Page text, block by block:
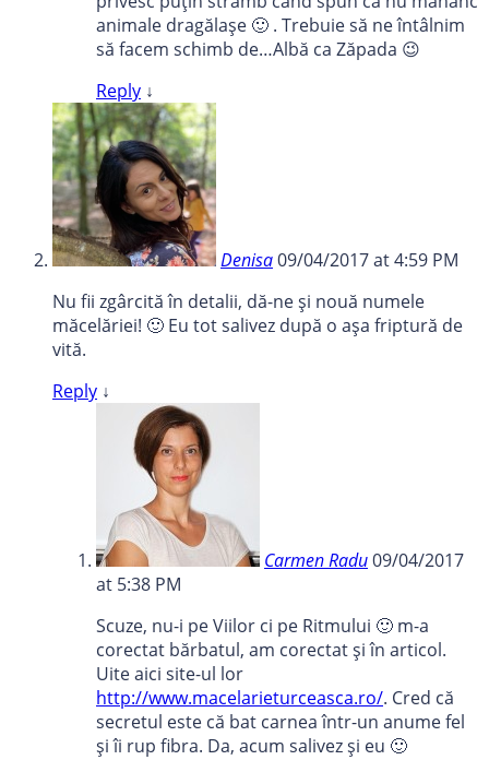
animale dragălașe 🙂 . Trebuie să ne întâlnim
să facem schimb de…Albă ca Zăpada 😉
Reply ↓
Denisa09/04/2017 at 4:59 PM
Nu fii zgârcită în detalii, dă-ne și nouă numele
măcelăriei! 🙂 Eu tot salivez după o așa friptură de
vită.
Reply ↓
Carmen Radu09/04/2017
at 5:38 PM
Scuze, nu-i pe Viilor ci pe Ritmului 🙂 m-a
corectat bărbatul, am corectat și în articol.
Uite aici site-ul lor
http://www.macelarieturceasca.ro/. Cred că
secretul este că bat carnea într-un anume fel
și îi rup fibra. Da, acum salivez și eu 🙂